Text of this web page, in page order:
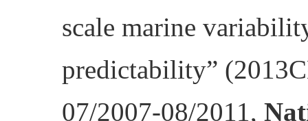
scale marine
predictability”
07/2007-08/2011,